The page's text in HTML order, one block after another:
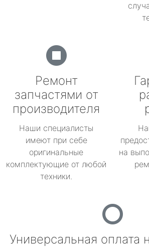
Ремонт
запчастями от
производителя
Наши специалисты
имеют при себе
оригинальные
комплектующие от любой
техники.
на
Универсальная оплата